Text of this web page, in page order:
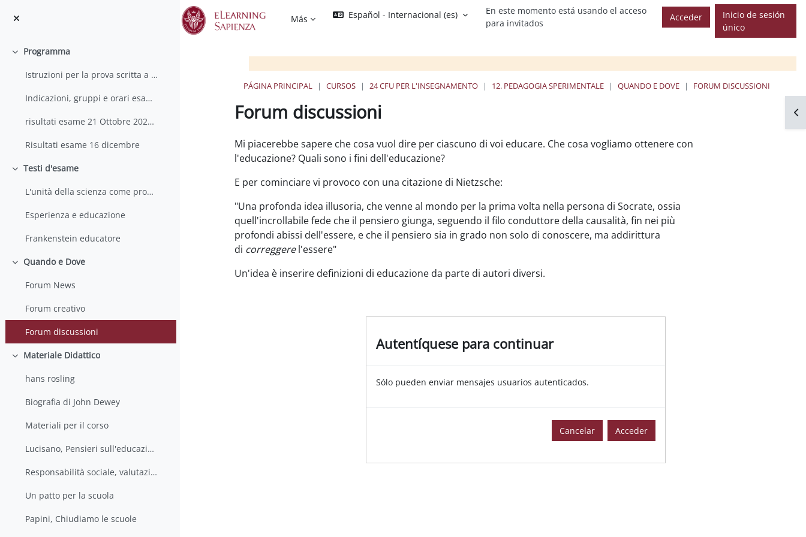
Más
Español - Internacional ‎(es)‎
En este momento está usando el acceso
para invitados
Acceder
Inicio de sesión
único
Colapsar
Programma
Istruzioni per la prova scritta a distanza
Indicazioni, gruppi e orari esame 21 ottobre
risultati esame 21 Ottobre 2022 ALL
Risultati esame 16 dicembre
Colapsar
Testi d'esame
L'unità della scienza come problema sociale
Esperienza e educazione
Frankenstein educatore
Colapsar
Quando e Dove
Forum News
Forum creativo
Forum discussioni
Colapsar
Materiale Didattico
hans rosling
Biografia di John Dewey
Materiali per il corso
Lucisano, Pensieri sull'educazione
Responsabilità sociale, valutazione e ricerca educativa
Un patto per la scuola
Papini, Chiudiamo le scuole
PÁGINA PRINCIPAL CURSOS 24 CFU PER L'INSEGNAMENTO 12. PEDAGOGIA SPERIMENTALE QUANDO E DOVE FORUM DISCUSSIONI
Forum discussioni
Mi piacerebbe sapere che cosa vuol dire per ciascuno di voi educare. Che cosa vogliamo ottenere con
l'educazione? Quali sono i fini dell'educazione?
E per cominciare vi provoco con una citazione di Nietzsche:
"Una profonda idea illusoria, che venne al mondo per la prima volta nella persona di Socrate, ossia
quell'incrollabile fede che il pensiero giunga, seguendo il filo conduttore della causalità, fin nei più
profondi abissi dell'essere, e che il pensiero sia in grado non solo di conoscere, ma addirittura
di correggerel'essere"
Un'idea è inserire definizioni di educazione da parte di autori diversi.
Autentíquese para continuar
Sólo pueden enviar mensajes usuarios autenticados.
Cancelar Acceder